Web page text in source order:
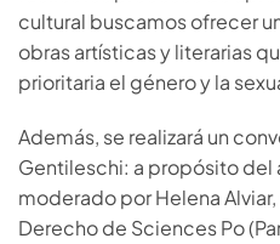
cultural buscamos ofrecer
obras artísticas y literarias
prioritaria el género y la
Además, se realizará un
Gentileschi: a propósito del
moderado por Helena
Derecho de Sciences Po